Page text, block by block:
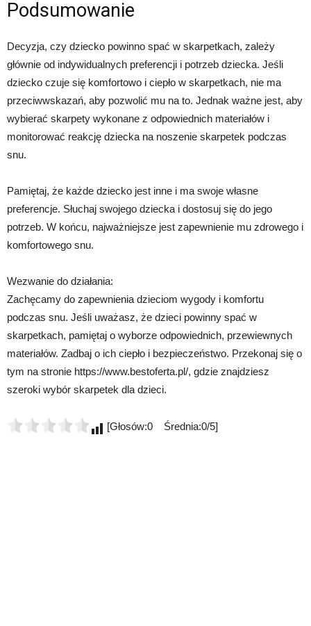
Podsumowanie
Decyzja, czy dziecko powinno spać w skarpetkach, zależy
głównie od indywidualnych preferencji i potrzeb dziecka. Jeśli
dziecko czuje się komfortowo i ciepło w skarpetkach, nie ma
przeciwwskazań, aby pozwolić mu na to. Jednak ważne jest, aby
wybierać skarpety wykonane z odpowiednich materiałów i
monitorować reakcję dziecka na noszenie skarpetek podczas
snu.
Pamiętaj, że każde dziecko jest inne i ma swoje własne
preferencje. Słuchaj swojego dziecka i dostosuj się do jego
potrzeb. W końcu, najważniejsze jest zapewnienie mu zdrowego i
komfortowego snu.
Wezwanie do działania:
Zachęcamy do zapewnienia dzieciom wygody i komfortu
podczas snu. Jeśli uważasz, że dzieci powinny spać w
skarpetkach, pamiętaj o wyborze odpowiednich, przewiewnych
materiałów. Zadbaj o ich ciepło i bezpieczeństwo. Przekonaj się o
tym na stronie https://www.bestoferta.pl/, gdzie znajdziesz
szeroki wybór skarpetek dla dzieci.
[Głosów:0 Średnia:0/5]